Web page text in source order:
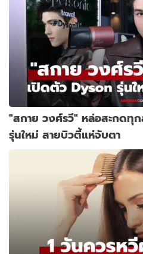
"สกาย วงศ์รวี" หล่อสะกดทุ
รุ่นใหม่ สายบิวตี้แห่จับตา